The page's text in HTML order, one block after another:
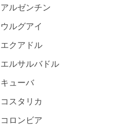
アルゼンチン
ウルグアイ
エクアドル
エルサルバドル
キューバ
コスタリカ
コロンビア